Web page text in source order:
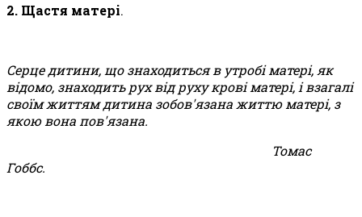
2. Щастя матері.
Серце дитини, що знаходиться в утробі матері, як
відомо, знаходить рух від руху крові матері, і взагалі
своїм життям дитина зобов'язана життю матері, з
якою вона пов'язана.
Томас
Гоббс.